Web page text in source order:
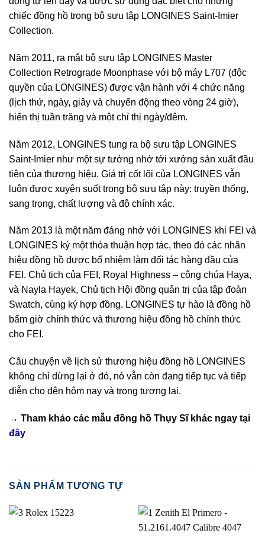
chiếc đồng hồ trong bộ sưu tập LONGINES Saint-Imier
Collection.
Năm 2011, ra mắt bộ sưu tập LONGINES Master
Collection Retrograde Moonphase với bộ máy L707 (độc
quyền của LONGINES) được vận hành với 4 chức năng
(lịch thứ, ngày, giây và chuyển động theo vòng 24 giờ),
hiển thị tuần trăng và một chỉ thị ngày/đêm.
Năm 2012, LONGINES tung ra bộ sưu tập LONGINES
Saint-Imier như một sự tưởng nhớ tới xưởng sản xuất đầu
tiên của thương hiệu. Giá trị cốt lõi của LONGINES vẫn
luôn được xuyên suốt trong bộ sưu tập này: truyền thống,
sang trọng, chất lượng và độ chính xác.
Năm 2013 là một năm đáng nhớ với LONGINES khi FEI và
LONGINES ký một thỏa thuận hợp tác, theo đó các nhãn
hiệu đồng hồ được bổ nhiệm làm đối tác hàng đầu của
FEI. Chủ tịch của FEI, Royal Highness – công chúa Haya,
và Nayla Hayek, Chủ tịch Hội đồng quản trị của tập đoàn
Swatch, cùng ký hợp đồng. LONGINES tự hào là đồng hồ
bấm giờ chính thức và thương hiệu đồng hồ chính thức
cho FEI.
Câu chuyện về lịch sử thương hiệu đồng hồ LONGINES
không chỉ dừng lại ở đó, nó vẫn còn đang tiếp tục và tiếp
diễn cho đên hôm nay và trong tương lai.
→ Tham khảo các mẫu đồng hồ Thụy Sĩkhác ngay tại
đây
SẢN PHẨM TƯƠNG TỰ